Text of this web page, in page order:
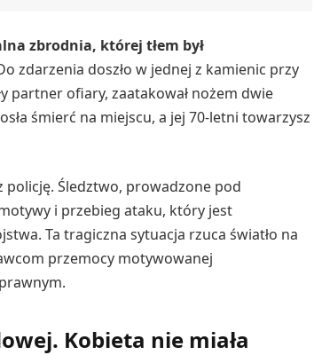
zbrodnia, której tłem był
zdarzenia doszło w jednej z kamienic przy
partner ofiary, zaatakował nożem dwie
śmierć na miejscu, a jej 70-letni towarzysz
policję. Śledztwo, prowadzone pod
i przebieg ataku, który jest
Ta tragiczna sytuacja rzuca światło na
przemocy motywowanej
Kobieta nie miała